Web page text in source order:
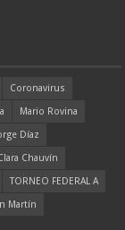
Coronavirus
Mario Rovina
Díaz
Chauvín
TORNEO FEDERAL A
Martín